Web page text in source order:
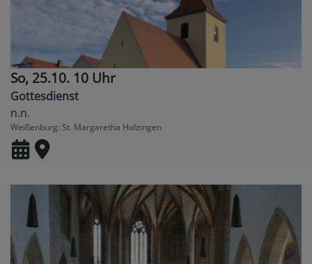
So, 25.10. 10 Uhr
Gottesdienst
n.n.
Weißenburg St. Margaretha Holzingen